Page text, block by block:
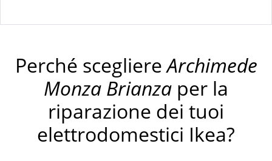
Perché scegliereArchimede
Monza Brianza per la
riparazione dei tuoi
elettrodomestici Ikea?